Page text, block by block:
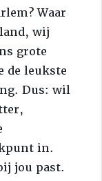
Waar
wij
grote
leukste
Dus: wil
in.
jou past.